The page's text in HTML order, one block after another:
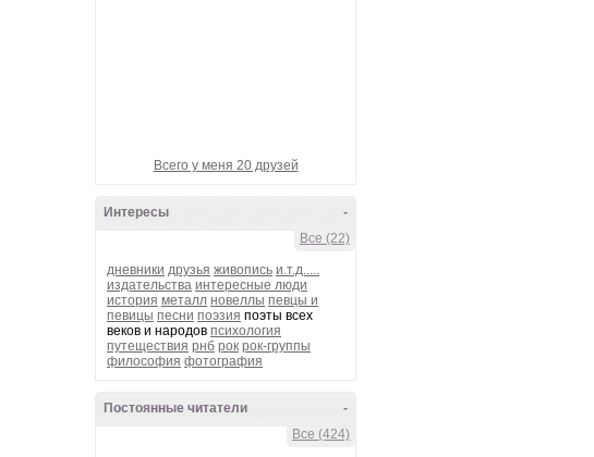
Всего у меня 20 друзей
-
Интересы
Все (22)
дневники друзья живопись и.т.д.....
издательства интересные люди
история металл новеллы певцы и
певицы песни поэзия поэты всех
веков и народов психология
путеществия рнб рок рок-группы
философия фотография
-
Постоянные читатели
Все (424)